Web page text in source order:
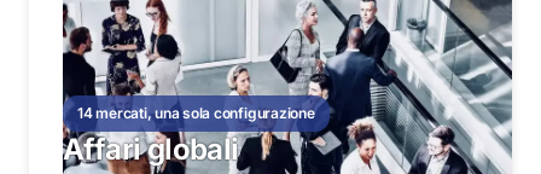
14 mercati, una sola configurazione
Affari globali